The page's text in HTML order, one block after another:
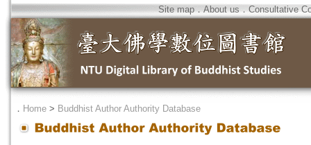
Site map．About us．Consultative
． Home > Buddhist Author Authority Database